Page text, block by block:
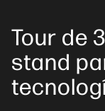
Tour de
stand